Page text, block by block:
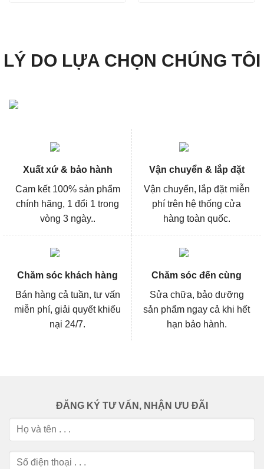
LÝ DO LỰA CHỌN CHÚNG TÔI
Xuất xứ & bảo hành
Cam kết 100% sản phẩm
chính hãng, 1 đổi 1 trong
vòng 3 ngày..
Vận chuyển & lắp đặt
Vận chuyển, lắp đặt miễn
phí trên hệ thống cửa
hàng toàn quốc.
Chăm sóc khách hàng
Bán hàng cả tuần, tư vấn
miễn phí, giải quyết khiếu
nại 24/7.
Chăm sóc đến cùng
Sửa chữa, bảo dưỡng
sản phẩm ngay cả khi hết
hạn bảo hành.
ĐĂNG KÝ TƯ VẤN, NHẬN ƯU ĐÃI